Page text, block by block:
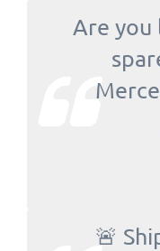
Are you
🚨